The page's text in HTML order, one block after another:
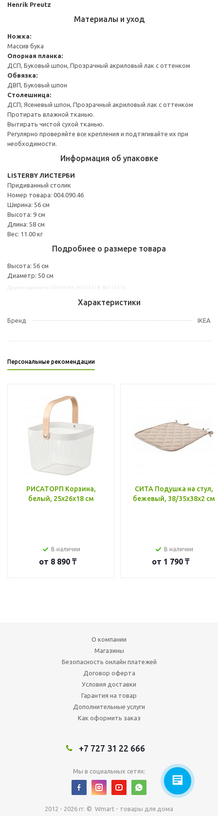
Henrik Preutz
Материалы и уход
Ножка:
Массив бука
Опорная планка:
ДСП, Буковый шпон, Прозрачный акриловый лак с оттенком
Обвязка:
ДВП, Буковый шпон
Столешница:
ДСП, Ясеневый шпон, Прозрачный акриловый лак с оттенком
Протирать влажной тканью.
Вытирать чистой сухой тканью.
Регулярно проверяйте все крепления и подтягивайте их при
необходимости.
Информация об упаковке
LISTERBY ЛИСТЕРБИ
Придиванный столик
Номер товара: 004.090.46
Ширина: 56 см
Высота: 9 см
Длина: 58 см
Вес: 11.00 кг
Подробнее о размере товара
Высота: 56 см
Диаметр: 50 см
Характеристики
Бренд IKEA
Персональные рекомендации
РИСАТОРП Корзина,
белый, 25x26x18 см
В наличии
от 8 890 ₸
СИТА Подушка на стул,
бежевый, 38/35x38x2 см
В наличии
от 1 790 ₸
О компании
Магазины
Безопасность онлайн платежей
Договор оферта
Условия доставки
Гарантия на товар
Дополнительные услуги
Как оформить заказ
+7 727 31 22 666
Мы в социальных сетях:
2012 - 2026 гг. © Wmart - товары для дома